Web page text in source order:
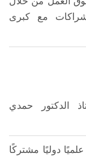
مع كبرى
الدكتور حمدي
علميًا دوليًا مشتركًا